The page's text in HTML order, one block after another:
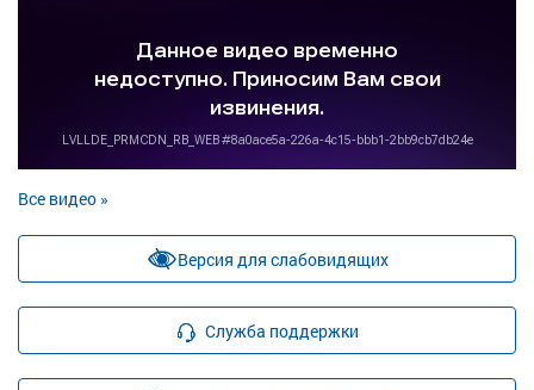
Все видео »
Версия для слабовидящих
Служба поддержки